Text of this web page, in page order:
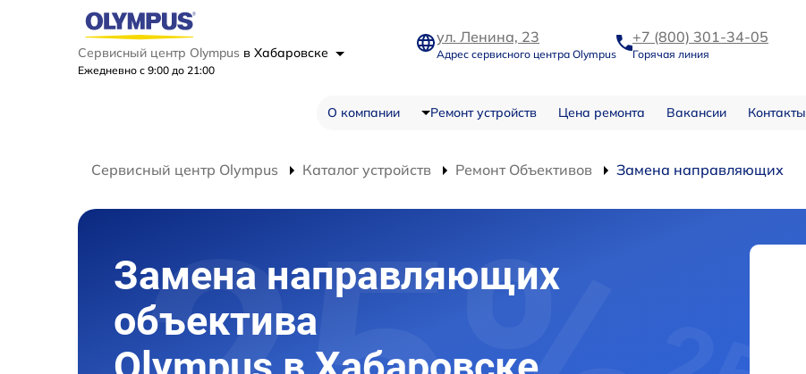
Сервисный центр Olympus в Хабаровске
Ежедневно с 9:00 до 21:00
ул. Ленина, 23
Адрес сервисного центра Olympus
+7 (800) 301-34-05
Горячая линия
О компании Ремонт устройств Цена ремонта Вакансии Контакты
Сервисный центр Olympus Каталог устройств Ремонт Объективов Замена направляющих
Замена направляющих
объектива